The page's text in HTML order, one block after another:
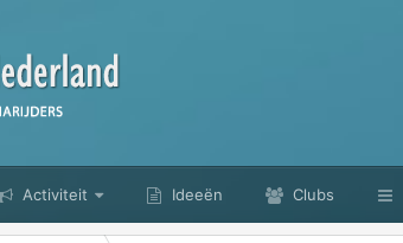
Activiteit Ideeën Clubs